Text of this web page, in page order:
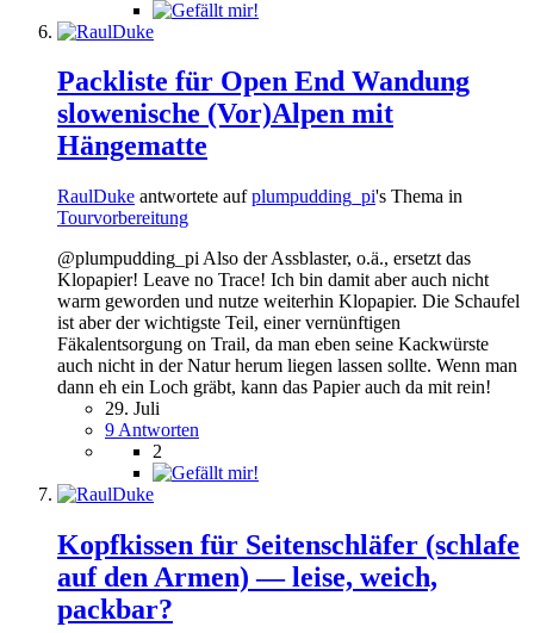
Packliste für Open End Wandung
slowenische (Vor)Alpen mit
Hängematte
RaulDuke antwortete aufplumpudding_pi's Thema in
Tourvorbereitung
@plumpudding_pi Also der Assblaster, o.ä., ersetzt das
Klopapier! Leave no Trace! Ich bin damit aber auch nicht
warm geworden und nutze weiterhin Klopapier. Die Schaufel
ist aber der wichtigste Teil, einer vernünftigen
Fäkalentsorgung on Trail, da man eben seine Kackwürste
auch nicht in der Natur herum liegen lassen sollte. Wenn man
dann eh ein Loch gräbt, kann das Papier auch da mit rein!
29. Juli
9 Antworten
2
Kopfkissen für Seitenschläfer (schlafe
auf den Armen) — leise, weich,
packbar?